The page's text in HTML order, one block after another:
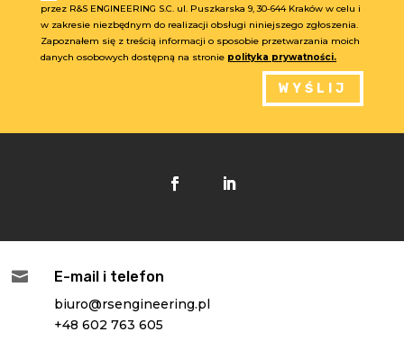
przez R&S ENGINEERING S.C. ul. Puszkarska 9, 30-644 Kraków w celu i
w zakresie niezbędnym do realizacji obsługi niniejszego zgłoszenia.
Zapoznałem się z treścią informacji o sposobie przetwarzania moich
danych osobowych dostępną na stronie polityka prywatności.
WYŚLIJ
 E-mail i telefon
biuro@rsengineering.pl
+48 602 763 605